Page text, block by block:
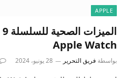
APPLE
Apple Watch
بواسطة فريق التحرير 28 يونيو، 2024